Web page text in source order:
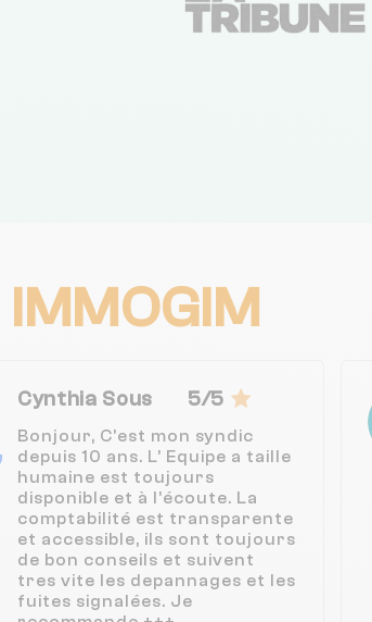
IMMOGIM
Cynthia Sous 5/5
Bonjour, C’est mon syndic
depuis 10 ans. L’ Equipe a taille
humaine est toujours
disponible et à l’écoute. La
comptabilité est transparente
et accessible, ils sont toujours
de bon conseils et suivent
tres vite les depannages et les
fuites signalées. Je